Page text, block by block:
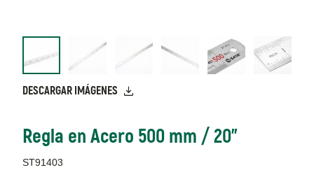
DESCARGAR IMÁGENES
Regla en Acero 500 mm / 20"
ST91403